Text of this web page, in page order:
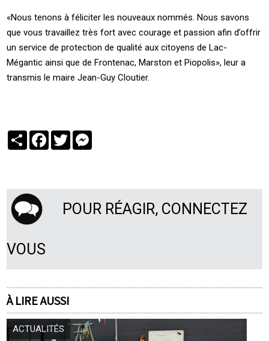
«Nous tenons à féliciter les nouveaux nommés. Nous savons
que vous travaillez très fort avec courage et passion afin d’offrir
un service de protection de qualité aux citoyens de Lac-
Mégantic ainsi que de Frontenac, Marston et Piopolis», leur a
transmis le maire Jean-Guy Cloutier.
PartagerFacebook
Twitter
POUR RÉAGIR, CONNECTEZ
VOUS
À LIRE AUSSI
ACTUALITÉS